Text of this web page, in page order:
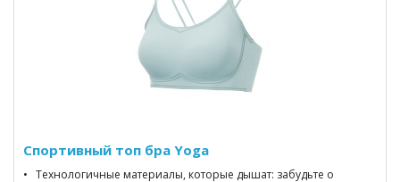
Спортивный топ бра Yoga
• Технологичные материалы, которые дышат: забудьте о